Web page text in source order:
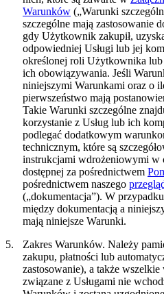
Warunków („Warunki
szczególne mają zastosowanie
gdy Użytkownik zakupił,
odpowiedniej Usługi lub jej
określonej roli Użytkownika lub
ich obowiązywania. Jeśli
niniejszymi Warunkami oraz o
pierwszeństwo mają
Takie Warunki szczególne
korzystanie z Usług lub ich
podlegać dodatkowym
technicznym, które są
instrukcjami wdrożeniowymi w
dostępnej za pośrednictwem
pośrednictwem naszego
(„dokumentacja”). W
między dokumentacją a
mają niniejsze Warunki.
5.
Zakres Warunków. Należy
zakupu, płatności lub
zastosowanie), a także
związane z Usługami nie